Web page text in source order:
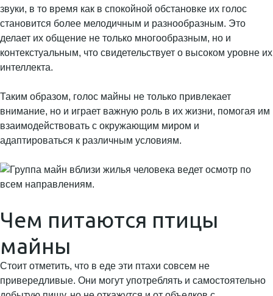
звуки, в то время как в спокойной обстановке их голос
становится более мелодичным и разнообразным. Это
делает их общение не только многообразным, но и
контекстуальным, что свидетельствует о высоком уровне их
интеллекта.
Таким образом, голос майны не только привлекает
внимание, но и играет важную роль в их жизни, помогая им
взаимодействовать с окружающим миром и
адаптироваться к различным условиям.
Чем питаются птицы
майны
Стоит отметить, что в еде эти птахи совсем не
привередливые. Они могут употреблять и самостоятельно